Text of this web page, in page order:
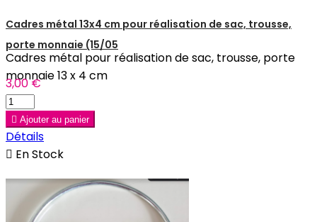
Cadres métal 13x4 cm pour réalisation de sac, trousse,
porte monnaie (15/05
Cadres métal pour réalisation de sac, trousse, porte
monnaie 13 x 4 cm
3,00 €
 Ajouter au panier
Détails
 En Stock